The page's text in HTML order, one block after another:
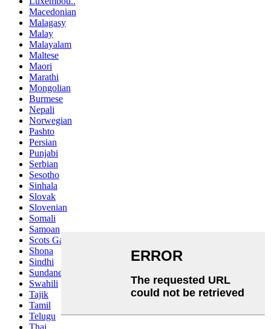
Macedonian
Malagasy
Malay
Malayalam
Maltese
Maori
Marathi
Mongolian
Burmese
Nepali
Norwegian
Pashto
Persian
Punjabi
Serbian
Sesotho
Sinhala
Slovak
Slovenian
Somali
Samoan
Scots Gaelic
Shona
Sindhi
Sundanese
Swahili
Tajik
Tamil
Telugu